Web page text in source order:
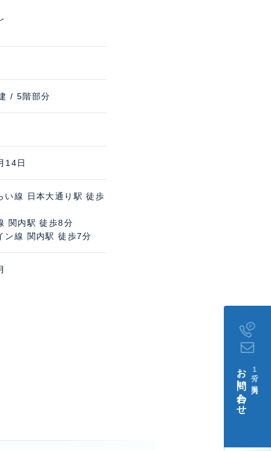
/ 5階部分
14日
い線 日本大通り駅 徒歩
関内駅 徒歩8分
ン線 関内駅 徒歩7分
１分で簡単入力
お問い合わせ